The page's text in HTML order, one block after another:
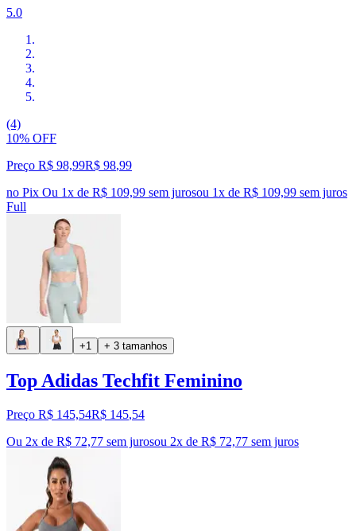
5.0
(4)
10% OFF
Preço R$ 98,99R$ 98,99
no Pix Ou 1x de R$ 109,99 sem jurosou 1x de R$ 109,99 sem juros
Full
+1 + 3 tamanhos
Top Adidas Techfit Feminino
Preço R$ 145,54R$ 145,54
Ou 2x de R$ 72,77 sem jurosou 2x de R$ 72,77 sem juros